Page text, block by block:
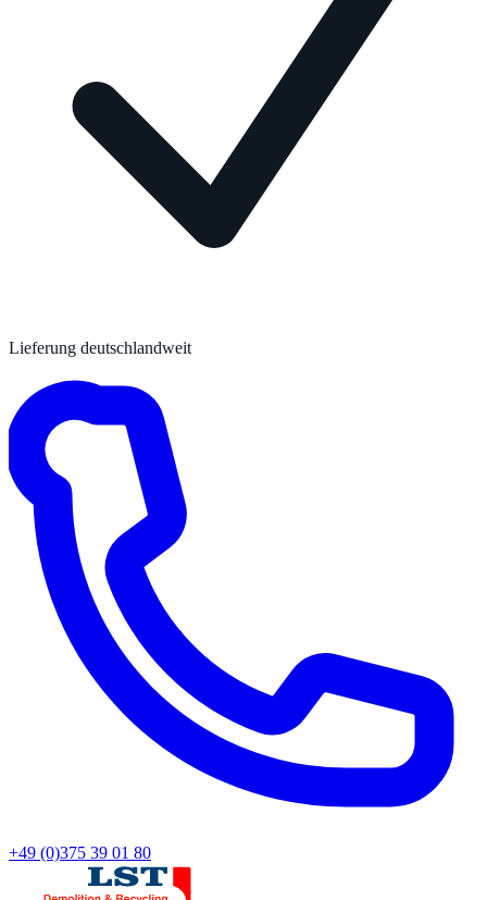
Lieferung deutschlandweit
+49 (0)375 39 01 80